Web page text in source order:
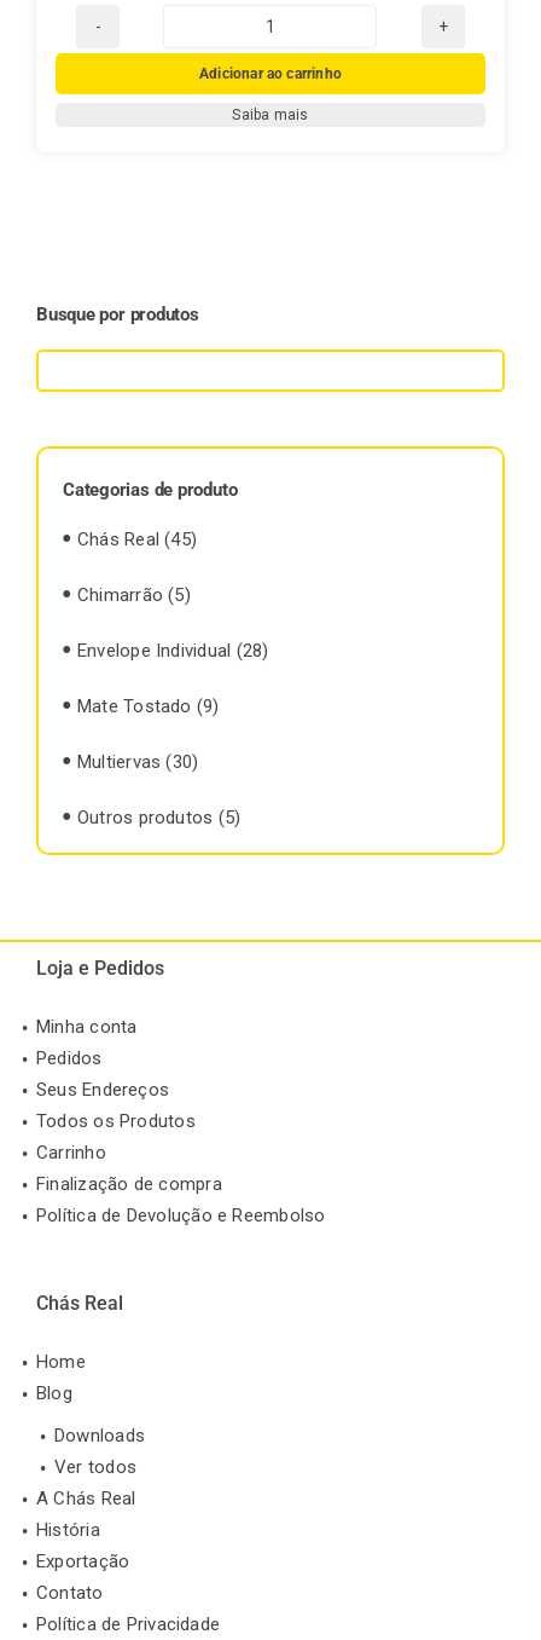
Livro:
Erva-
Mate,
Adicionar ao carrinho
Saiba mais
Busque por produtos
Categorias de produto
Chás Real (45)
Chimarrão (5)
Envelope Individual (28)
Mate Tostado (9)
Multiervas (30)
Outros produtos (5)
Loja e Pedidos
Minha conta
Pedidos
Seus Endereços
Todos os Produtos
Carrinho
Finalização de compra
Política de Devolução e Reembolso
Chás Real
Home
Blog
Downloads
Ver todos
A Chás Real
História
Exportação
Contato
Política de Privacidade